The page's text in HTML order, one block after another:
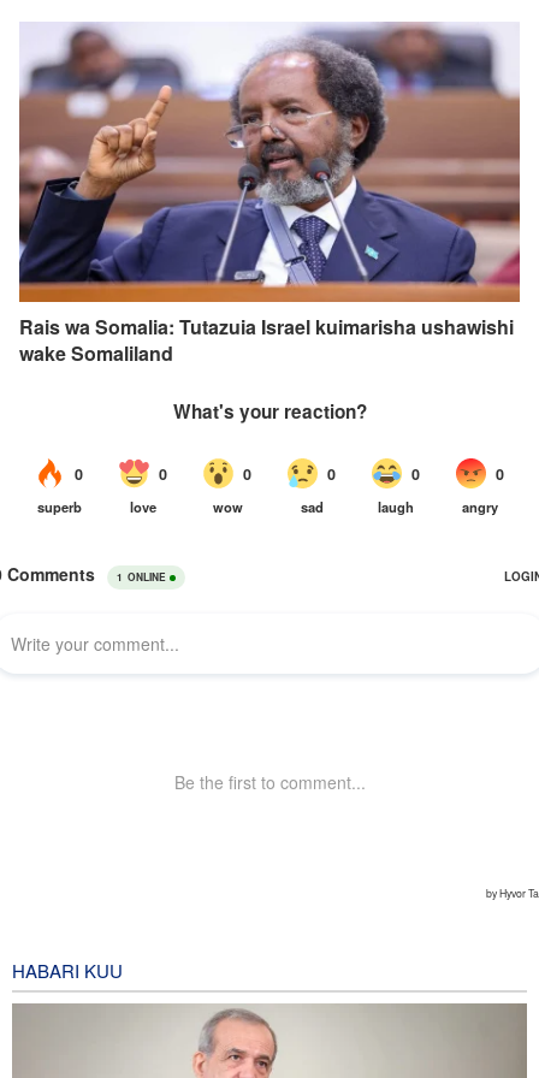
Rais wa Somalia: Tutazuia Israel kuimarisha ushawishi
wake Somaliland
HABARI KUU